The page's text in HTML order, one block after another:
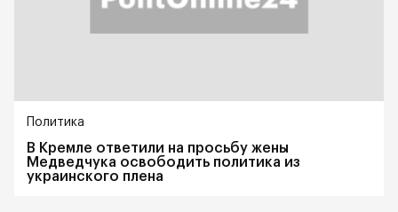
Политика
В Кремле ответили на просьбу жены
Медведчука освободить политика из
украинского плена